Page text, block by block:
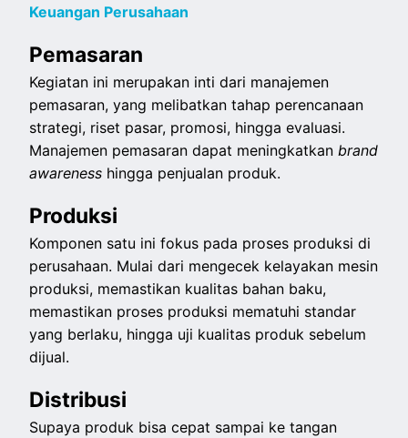
Keuangan Perusahaan
Pemasaran
Kegiatan ini merupakan inti dari manajemen
pemasaran, yang melibatkan tahap perencanaan
strategi, riset pasar, promosi, hingga evaluasi.
Manajemen pemasaran dapat meningkatkanbrand
awareness hingga penjualan produk.
Produksi
Komponen satu ini fokus pada proses produksi di
perusahaan. Mulai dari mengecek kelayakan mesin
produksi, memastikan kualitas bahan baku,
memastikan proses produksi mematuhi standar
yang berlaku, hingga uji kualitas produk sebelum
dijual.
Distribusi
Supaya produk bisa cepat sampai ke tangan